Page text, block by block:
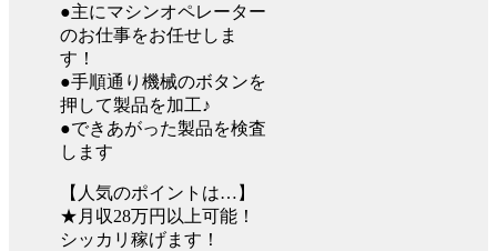
●主にマシンオペレーター
のお仕事をお任せしま
す！
●手順通り機械のボタンを
押して製品を加工♪
●できあがった製品を検査
します
【人気のポイントは…】
★月収28万円以上可能！
シッカリ稼げます！